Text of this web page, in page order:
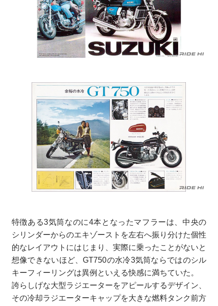
特徴ある3気筒なのに4本となったマフラーは、中央の
シリンダーからのエキゾーストを左右へ振り分けた個性
的なレイアウトにはじまり、実際に乗ったことがないと
想像できないほど、GT750の水冷3気筒ならではのシル
キーフィーリングは異例といえる快感に満ちていた。
誇らしげな大型ラジエーターをアピールするデザイン、
その冷却ラジエーターキャップを大きな燃料タンク前方